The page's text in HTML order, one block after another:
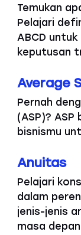
Temukan
Pelajari
ABCD
keputusan
Average
Pernah
(ASP)?
bisnismu
Anuitas
Pelajari
dalam
jenis-jenis
masa